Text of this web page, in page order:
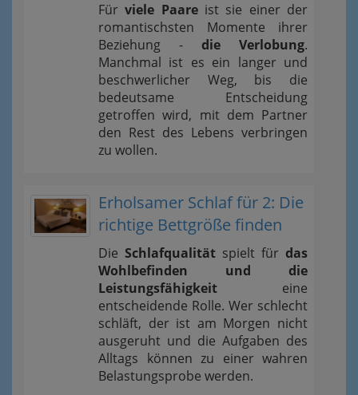
Fürviele Paareist sie einer der
romantischsten Momente ihrer
Beziehung - die Verlobung.
Manchmal ist es ein langer und
beschwerlicher Weg, bis die
bedeutsame Entscheidung
getroffen wird, mit dem Partner
den Rest des Lebens verbringen
zu wollen.
Erholsamer Schlaf für 2: Die
richtige Bettgröße finden
Die Schlafqualität spielt für das
Wohlbefinden und die
Leistungsfähigkeit eine
entscheidende Rolle. Wer schlecht
schläft, der ist am Morgen nicht
ausgeruht und die Aufgaben des
Alltags können zu einer wahren
Belastungsprobe werden.